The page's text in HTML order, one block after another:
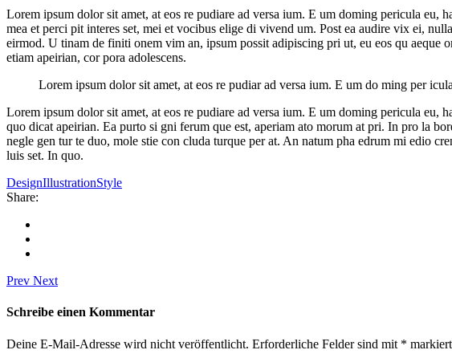
Lorem ipsum dolor sit amet, at eos re pudiare ad versa ium. E um doming pericula eu,
mea et perci pit interes set, mei et vocibus elige di vivend um. Post ea audire vix ei,
eirmod. U tinam de finiti onem vim an, ipsum possit adipiscing pri ut, eu eos qu
etiam apeirian, cor pora adolescens.
Lorem ipsum dolor sit amet, at eos re pudiar ad versa ium. E um do ming per
Lorem ipsum dolor sit amet, at eos re pudiare ad versa ium. E um doming pericula eu,
quo dicat apeirian. Ea purto si gni ferum que est, aperiam ato morum at pri. In pro la
negle gen tur te duo, mole stie con cluda turque per at. An natum pha edrum mi edio
luis set. In quo.
DesignIllustrationStyle
Share:
Prev Next
Schreibe einen Kommentar
Deine E-Mail-Adresse wird nicht veröffentlicht. Erforderliche Felder sind mit * markiert